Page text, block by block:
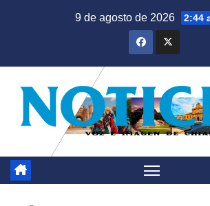
9 de agosto de 2026 2:44